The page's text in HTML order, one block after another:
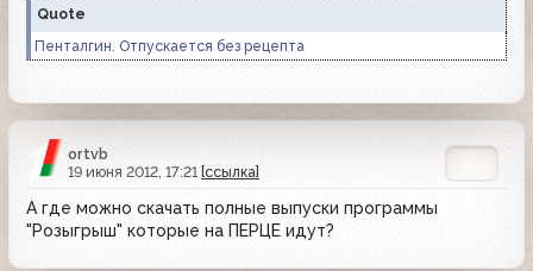
Quote
Пенталгин. Отпускается без рецепта
ortvb
19 июня 2012, 17:21 [ссылка]
А где можно скачать полные выпуски программы
"Розыгрыш" которые на ПЕРЦЕ идут?